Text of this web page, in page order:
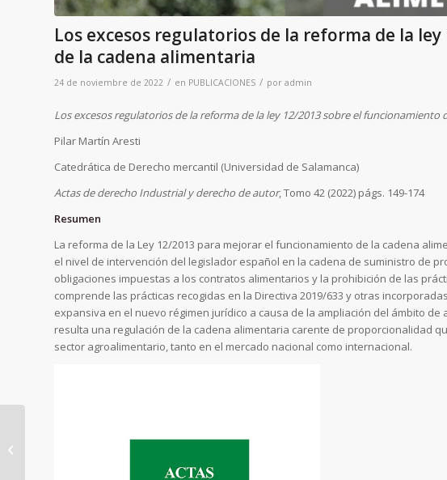
Los excesos regulatorios de la reforma de la
de la cadena alimentaria
24 de noviembre de 2022 / en PUBLICACIONES / por admin
Los excesos regulatorios de la reforma de la ley 12/2013 sobre el funcionamiento
Pilar Martín Aresti
Catedrática de Derecho mercantil (Universidad de Salamanca)
Actas de derecho Industrial y derecho de autor, Tomo 42 (2022) págs. 149-174
Resumen
La reforma de la Ley 12/2013 para mejorar el funcionamiento de la cadena
el nivel de intervención del legislador español en la cadena de suministro de
obligaciones impuestas a los contratos alimentarios y la prohibición de las
comprende las prácticas recogidas en la Directiva 2019/633 y otras
expansiva en el nuevo régimen jurídico a causa de la ampliación del ámbito de
resulta una regulación de la cadena alimentaria carente de proporcionalidad
sector agroalimentario, tanto en el mercado nacional como internacional.